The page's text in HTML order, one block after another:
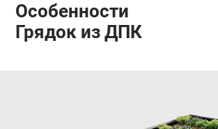
Особенности
Грядок из ДПК